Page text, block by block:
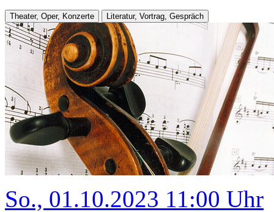
Theater, Oper, Konzerte Literatur, Vortrag, Gespräch
So., 01.10.2023 11:00 Uhr